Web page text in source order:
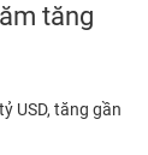
tăng
USD, tăng gần